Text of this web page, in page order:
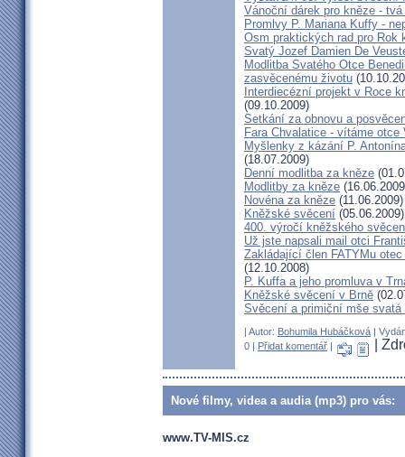
Vánoční dárek pro kněze - tvá
Promlvy P. Mariana Kuffy -
Osm praktických rad pro Rok
Svatý Jozef Damien De
Modlitba Svatého Otce
zasvěcenému životu
Interdiecézní projekt v Roce
(09.10.2009)
Setkání za obnovu a
Fara Chvalatice - vítáme otce
Myšlenky z kázání P.
(18.07.2009)
Denní modlitba za kněze
Modlitby za kněze
Novéna za kněze (11.06.2009)
Kněžské svěcení (05.06.2009)
400. výročí kněžského
Už jste napsali mail otci
Zakládající člen FATYMu
(12.10.2008)
P. Kuffa a jeho promluva v
Kněžské svěcení v Brně
Svěcení a primiční mše
| Autor: Bohumila Hubáčková |
0 | Přidat komentář | |
Nové filmy, videa a audia (mp3) pro vás:
www.TV-MIS.cz